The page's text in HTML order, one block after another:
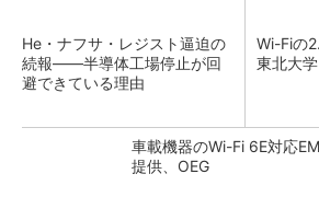
He・ナフサ・レジスト逼迫の
続報――半導体工場停止が回
避できている理由
Wi-Fiの
東北大
車載機器のWi-Fi 6E対応
提供、OEG